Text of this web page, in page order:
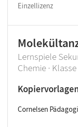
Einzellizenz
Lernspiele
Chemie ·
Cornelsen